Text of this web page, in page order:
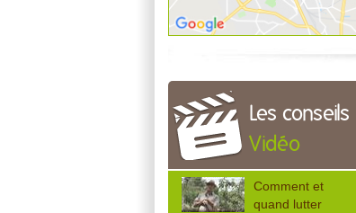
Les conseils
Vidéo
Comment et
quand lutter